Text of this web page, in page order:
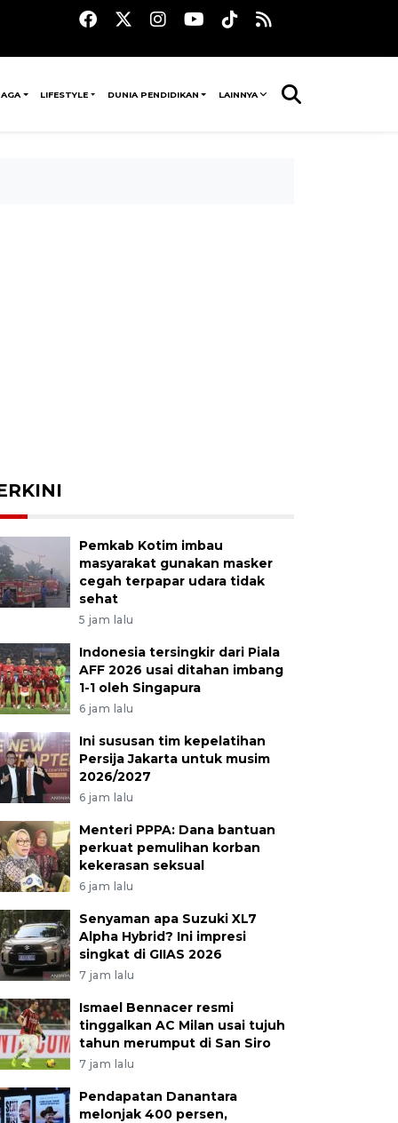
LIFESTYLE DUNIA PENDIDIKAN LAINNYA
Pemkab Kotim imbau
masyarakat gunakan masker
cegah terpapar udara tidak
sehat
5 jam lalu
Indonesia tersingkir dari Piala
AFF 2026 usai ditahan imbang
1-1 oleh Singapura
6 jam lalu
Ini sususan tim kepelatihan
Persija Jakarta untuk musim
2026/2027
6 jam lalu
Menteri PPPA: Dana bantuan
perkuat pemulihan korban
kekerasan seksual
6 jam lalu
Senyaman apa Suzuki XL7
Alpha Hybrid? Ini impresi
singkat di GIIAS 2026
7 jam lalu
Ismael Bennacer resmi
tinggalkan AC Milan usai tujuh
tahun merumput di San Siro
7 jam lalu
Pendapatan Danantara
melonjak 400 persen,